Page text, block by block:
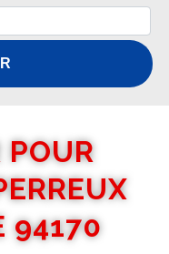
POUR
94170